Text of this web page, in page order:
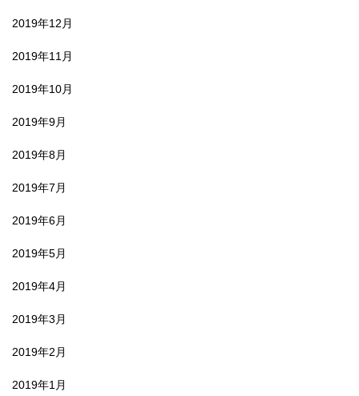
2019年12月
2019年11月
2019年10月
2019年9月
2019年8月
2019年7月
2019年6月
2019年5月
2019年4月
2019年3月
2019年2月
2019年1月